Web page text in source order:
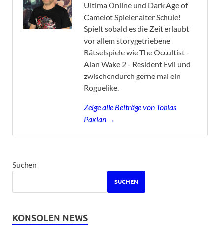
Ultima Online und Dark Age of
Camelot Spieler alter Schule!
Spielt sobald es die Zeit erlaubt
vor allem storygetriebene
Rätselspiele wie The Occultist -
Alan Wake 2 - Resident Evil und
zwischendurch gerne mal ein
Roguelike.
Zeige alle Beiträge von Tobias
Paxian →
Suchen
SUCHEN
KONSOLEN NEWS